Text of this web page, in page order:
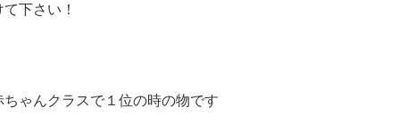
下さい！
ゃんクラスで１位の時の物です